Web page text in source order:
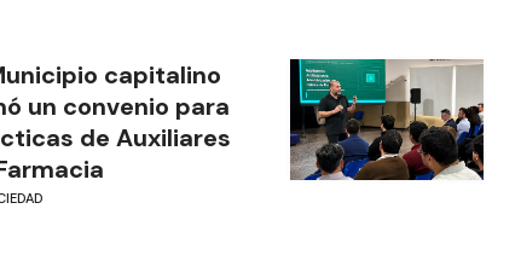
capitalino
un convenio para
de Auxiliares